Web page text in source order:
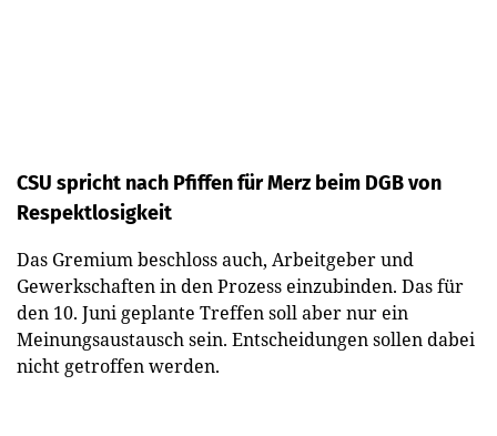
CSU spricht nach Pfiffen für Merz beim DGB von
Respektlosigkeit
Das Gremium beschloss auch, Arbeitgeber und
Gewerkschaften in den Prozess einzubinden. Das für
den 10. Juni geplante Treffen soll aber nur ein
Meinungsaustausch sein. Entscheidungen sollen dabei
nicht getroffen werden.